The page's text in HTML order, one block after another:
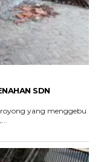
SDN
yang menggebu